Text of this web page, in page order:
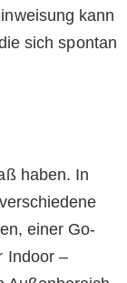
kann
sich spontan
haben. In
einer Go-
Indoor –